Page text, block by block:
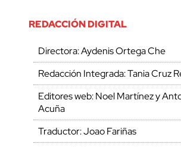
REDACCIÓN DIGITAL
Directora: Aydenis Ortega Che
Redacción Integrada: Tania Cruz
Editores web: Noel Martínez y
Acuña
Traductor: Joao Fariñas